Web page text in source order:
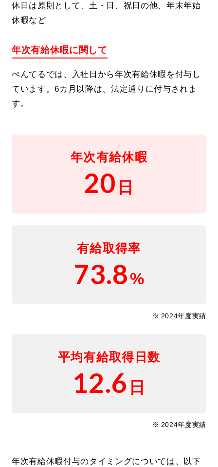
社員インタビュー
休日は原則として、土・日、祝日の他、年末年始
休暇など
年次有給休暇に関して
ぺんてるでは、⼊社⽇から年次有給休暇を付与し
ています。6カ月以降は、法定通りに付与されま
す。
年次有給休暇
20 日
有給取得率
73.8%
2024年度実績
平均有給取得⽇数
12.6 日
2024年度実績
年次有給休暇付与のタイミングについては、以下